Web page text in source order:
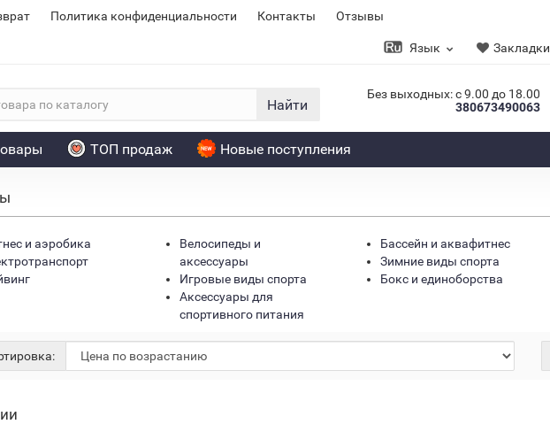
Политика конфиденциальности Контакты Отзывы
Язык Закладки
Найти
Без выходных: с 9.00 до 18.00
380673490063
ТОП продаж Новые поступления
и аэробика
Велосипеды и
аксессуары
Игровые виды спорта
Аксессуары для
спортивного питания
Бассейн и аквафитнес
Зимние виды спорта
Бокс и единоборства